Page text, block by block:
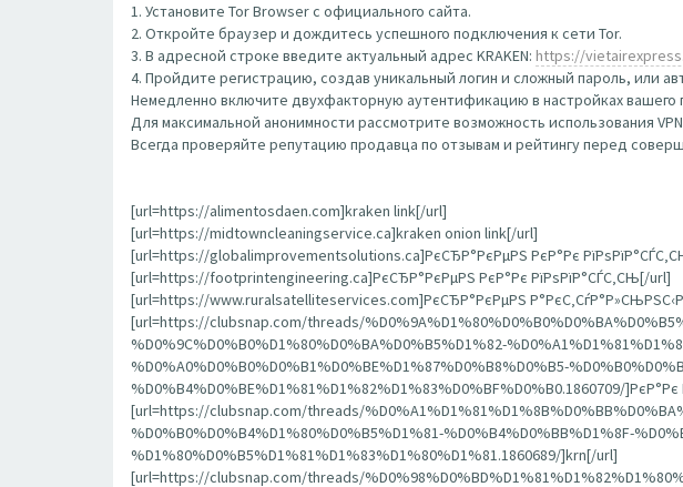
1. Установите Tor Browser с официального сайта.
2. Откройте браузер и дождитесь успешного подключения к сети Tor.
3. В адресной строке введите актуальный адрес KRAKEN: https://
4. Пройдите регистрацию, создав уникальный логин и сложный пароль, или
Немедленно включите двухфакторную аутентификацию в настройках вашего
Для максимальной анонимности рассмотрите возможность использования
Всегда проверяйте репутацию продавца по отзывам и рейтингу перед
[url=https://alimentosdaen.com]kraken link[/url]
[url=https://midtowncleaningservice.ca]kraken onion link[/url]
[url=https://globalimprovementsolutions.ca]РєСЂР°РєРµРЅ РєР°Рє
[url=https://footprintengineering.ca]РєСЂР°РєРµРЅ РєР°Рє РїРѕРїР°СЃС‚СЊ[/url]
[url=https://www.ruralsatelliteservices.com]РєСЂР°РєРµРЅ
[url=https://clubsnap.com/threads/
%D0%9C%D0%B0%D1%80%D0%BA%D0%B5%D1%82-
%D0%A0%D0%B0%D0%B1%D0%BE%D1%87%D0%B8%D0%B5-
%D0%B4%D0%BE%D1%81%D1%82%D1%83%D0%BF%D0%B0.1860709/
[url=https://clubsnap.com/threads/
%D0%B0%D0%B4%D1%80%D0%B5%D1%81-%D0%B4%D0%BB%D1%8F-
%D1%80%D0%B5%D1%81%D1%83%D1%80%D1%81.1860689/]krn[/url]
[url=https://clubsnap.com/threads/